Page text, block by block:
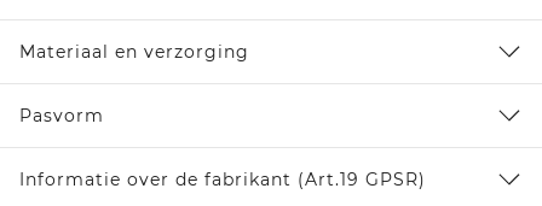
Materiaal en verzorging
Pasvorm
Informatie over de fabrikant (Art.19 GPSR)